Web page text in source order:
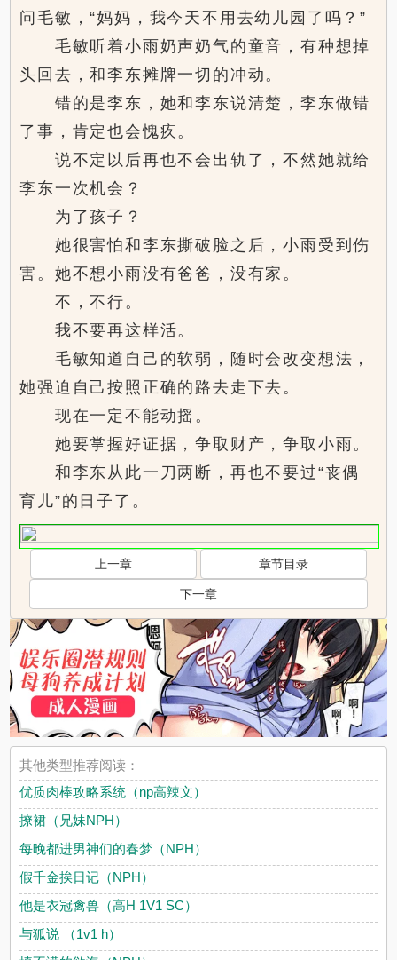
问毛敏，“妈妈，我今天不用去幼儿园了吗？”
毛敏听着小雨奶声奶气的童音，有种想掉
头回去，和李东摊牌一切的冲动。
错的是李东，她和李东说清楚，李东做错
了事，肯定也会愧疚。
说不定以后再也不会出轨了，不然她就给
李东一次机会？
为了孩子？
她很害怕和李东撕破脸之后，小雨受到伤
害。她不想小雨没有爸爸，没有家。
不，不行。
我不要再这样活。
毛敏知道自己的软弱，随时会改变想法，
她强迫自己按照正确的路去走下去。
现在一定不能动摇。
她要掌握好证据，争取财产，争取小雨。
和李东从此一刀两断，再也不要过“丧偶
育儿”的日子了。
上一章 章节目录
下一章
其他类型推荐阅读：
优质肉棒攻略系统（np高辣文）
撩裙（兄妹NPH）
每晚都进男神们的春梦（NPH）
假千金挨日记（NPH）
他是衣冠禽兽（高H 1V1 SC）
与狐说 （1v1 h）